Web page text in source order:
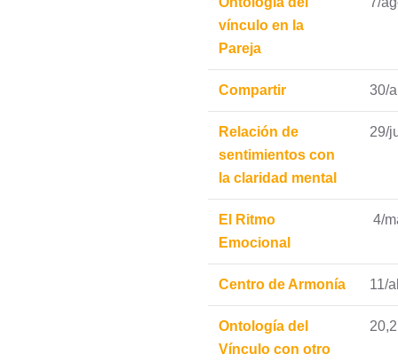
vínculo en la
Pareja
Compartir 30/
Relación de
sentimientos con
la claridad mental
29/
El Ritmo
Emocional
4/
Centro de Armonía 11/
Ontología del
Vínculo con otro